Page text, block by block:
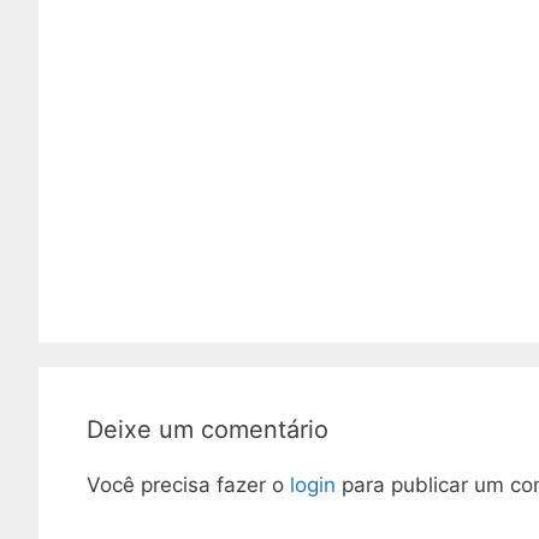
Deixe um comentário
Você precisa fazer o login para publicar um